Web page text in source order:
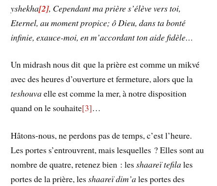
yshekha[2], Cependant ma prière s’élève vers toi,
Eternel, au moment propice; ô Dieu, dans ta bonté
infinie, exauce-moi, en m’accordant ton aide fidèle…
Un midrash nous dit que la prière est comme un mikvé
avec des heures d’ouverture et fermeture, alors que la
teshouvaelle est comme la mer, à notre disposition
quand on le souhaite[3]…
Hâtons-nous, ne perdons pas de temps, c’est l’heure.
Les portes s’entrouvrent, mais lesquelles ? Elles sont au
nombre de quatre, retenez bien : lesshaareï tefilales
portes de la prière, lesshaareï dim’ales portes des